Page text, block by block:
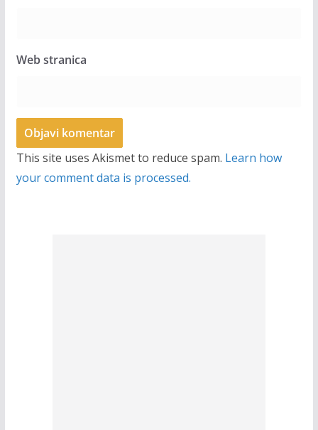
Web stranica
This site uses Akismet to reduce spam. Learn how
your comment data is processed.